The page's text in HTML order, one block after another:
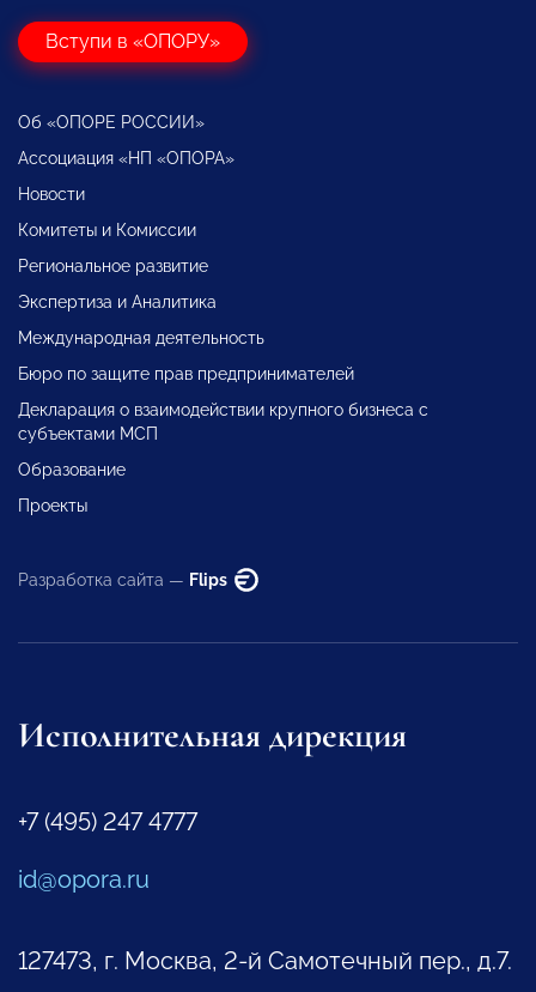
Вступи в «ОПОРУ»
Об «ОПОРЕ РОССИИ»
Ассоциация «НП «ОПОРА»
Новости
Комитеты и Комиссии
Региональное развитие
Экспертиза и Аналитика
Международная деятельность
Бюро по защите прав предпринимателей
Декларация о взаимодействии крупного бизнеса с
субъектами МСП
Образование
Проекты
Разработка сайта — Flips
Исполнительная дирекция
+7 (495) 247 4777
id@opora.ru
127473, г. Москва, 2-й Самотечный пер., д.7.